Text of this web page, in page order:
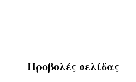
Προβολές σελίδας